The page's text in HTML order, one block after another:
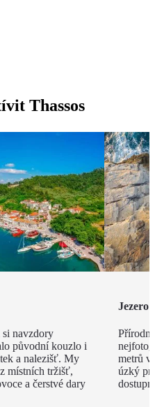
Thassos
si navzdory
původní kouzlo i
a nalezišť. My
místních tržišť,
a čerstvé dary
Jezero
metrů
úzký